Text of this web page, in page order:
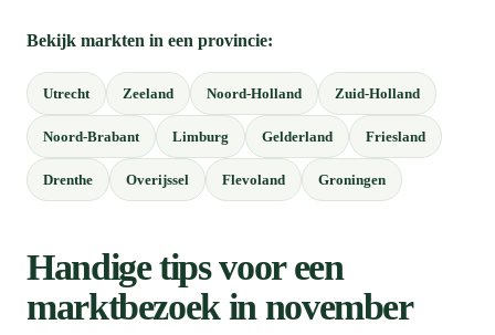
Bekijk markten in een provincie:
Utrecht Zeeland Noord-Holland Zuid-Holland
Noord-Brabant Limburg Gelderland Friesland
Drenthe Overijssel Flevoland Groningen
Handige tips voor een
marktbezoek in november